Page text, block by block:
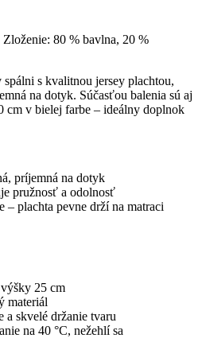
80 % bavlna, 20 %
s kvalitnou jersey plachtou,
na dotyk. Súčasťou balenia sú aj
cm v bielej farbe – ideálny doplnok
príjemná na dotyk
pružnosť a odolnosť
– plachta pevne drží na matraci
25 cm
materiál
a skvelé držanie tvaru
na 40 °C, nežehlí sa